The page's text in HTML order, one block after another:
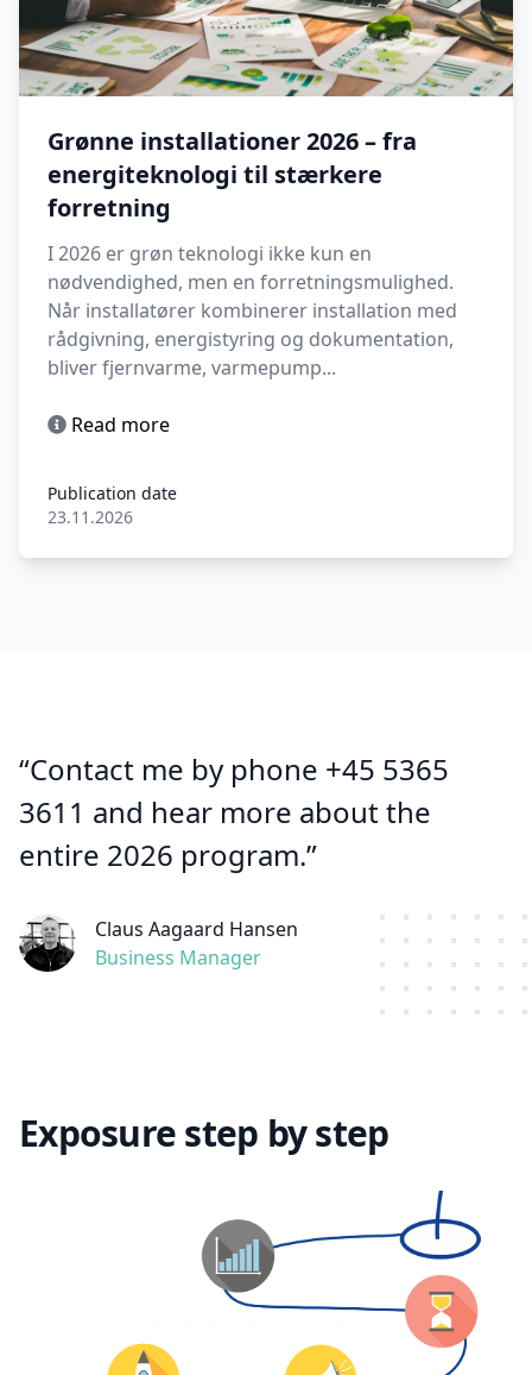
Grønne installationer 2026 – fra
energiteknologi til stærkere
forretning
I 2026 er grøn teknologi ikke kun en
nødvendighed, men en forretningsmulighed.
Når installatører kombinerer installation med
rådgivning, energistyring og dokumentation,
bliver fjernvarme, varmepump...
Read more
Publication date
23.11.2026
“Contact me by phone +45 5365
3611 and hear more about the
entire 2026 program.”
Claus Aagaard Hansen
Business Manager
Exposure step by step